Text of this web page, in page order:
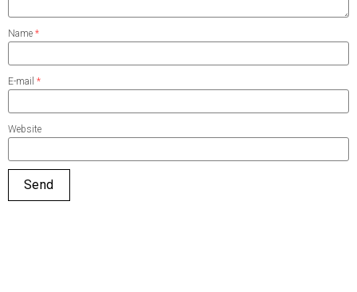
Name *
E-mail *
Website